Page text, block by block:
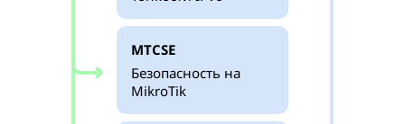
MTCSE
Безопасность на
MikroTik